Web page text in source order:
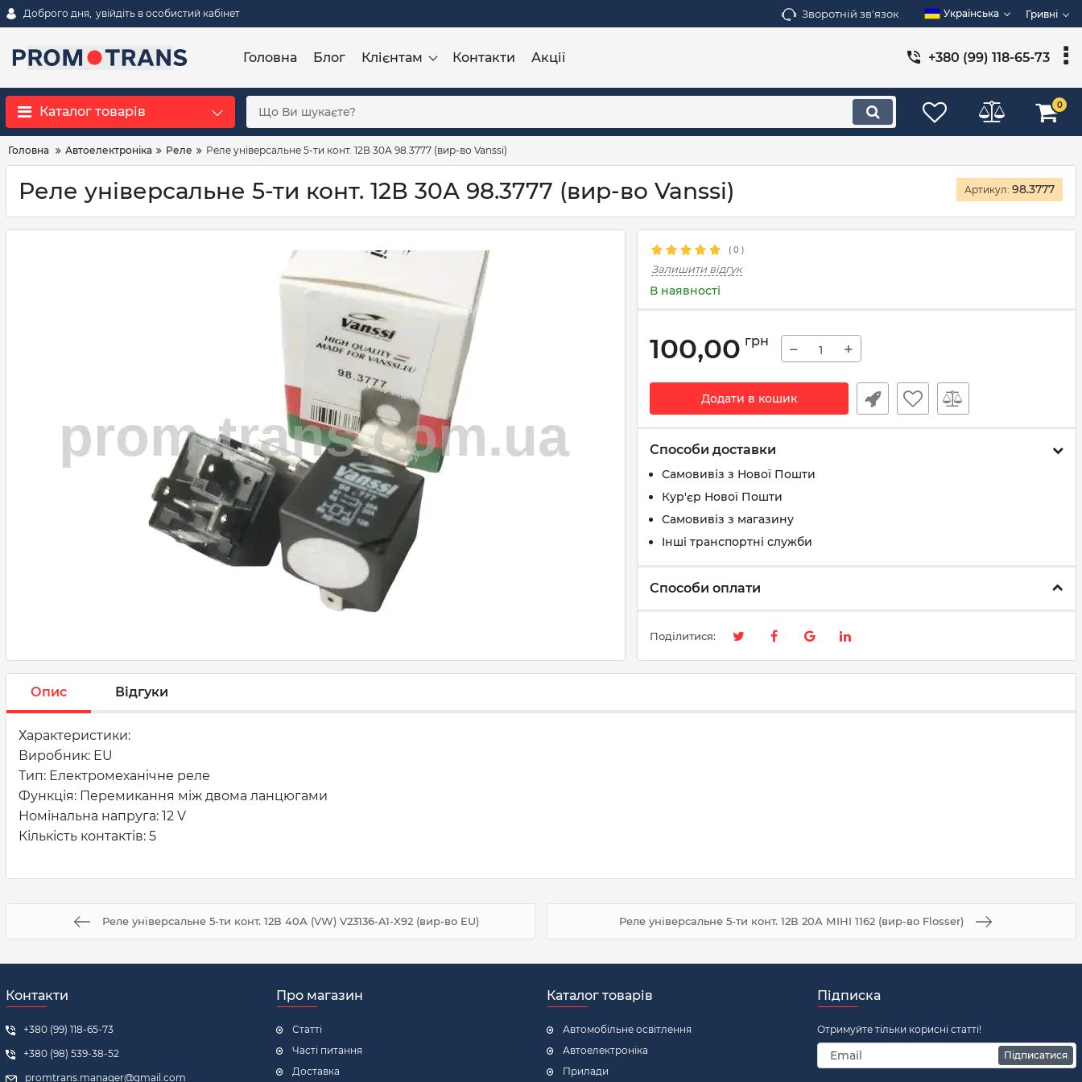
Доброго дня, увійдіть в особистий кабінет Зворотній зв'язок Українська Гривні
Головна Блог Клієнтам Контакти Акції +380 (99) 118-65-73
Каталог товарів 0
Головна Автоелектроніка Реле Реле універсальне 5-ти конт. 12В 30А 98.3777 (вир-во Vanssi)
Реле універсальне 5-ти конт. 12В 30А 98.3777 (вир-во Vanssi) Артикул: 98.3777
( 0 )
Залишити відгук
В наявності
100,00 грн − +
Додати в кошик
Способи доставки
Самовивіз з Нової Пошти
Кур'єр Нової Пошти
Самовивіз з магазину
Інші транспортні служби
Способи оплати
Поділитися:
Опис Відгуки
Характеристики:
Виробник: EU
Тип: Електромеханічне реле
Функція: Перемикання між двома ланцюгами
Номінальна напруга: 12 V
Кількість контактів: 5
Реле універсальне 5-ти конт. 12В 40А (VW) V23136-A1-X92 (вир-во EU) Реле універсальне 5-ти конт. 12В 20А МІНІ 1162 (вир-во Flosser)
Контакти
+380 (99) 118-65-73
+380 (98) 539-38-52
promtrans.manager@gmail.com
Про магазин
Статті
Часті питання
Доставка
Каталог товарів
Автомобільне освітлення
Автоелектроніка
Прилади
Підписка
Отримуйте тільки корисні статті!
Підписатися